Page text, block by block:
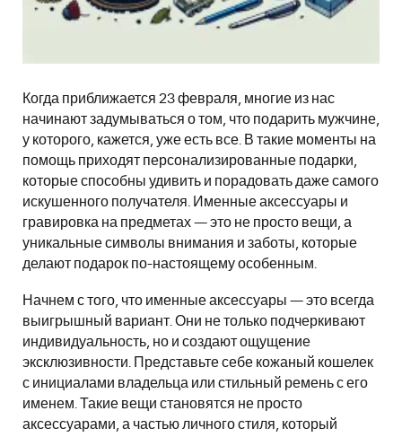
Когда приближается 23 февраля, многие из нас
начинают задумываться о том, что подарить мужчине,
у которого, кажется, уже есть все. В такие моменты на
помощь приходят персонализированные подарки,
которые способны удивить и порадовать даже самого
искушенного получателя. Именные аксессуары и
гравировка на предметах — это не просто вещи, а
уникальные символы внимания и заботы, которые
делают подарок по-настоящему особенным.
Начнем с того, что именные аксессуары — это всегда
выигрышный вариант. Они не только подчеркивают
индивидуальность, но и создают ощущение
эксклюзивности. Представьте себе кожаный кошелек
с инициалами владельца или стильный ремень с его
именем. Такие вещи становятся не просто
аксессуарами, а частью личного стиля, который